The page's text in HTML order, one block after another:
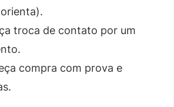
troca de contato por um
compra com prova e